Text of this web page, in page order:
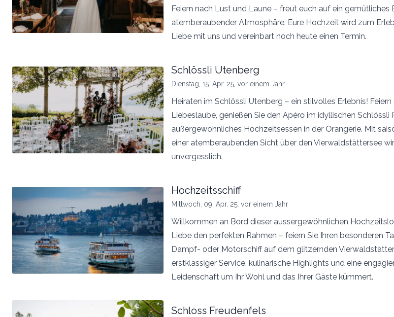
Feiern nach Lust und Laune – freut euch auf ein gemütliches
atemberaubender Atmosphäre. Eure Hochzeit wird zum
Liebe mit uns und vereinbart noch heute einen Termin.
Schlössli Utenberg
Dienstag, 15. Apr. 25, vor einem Jahr
Heiraten im Schlössli Utenberg – ein stilvolles Erlebnis!
Liebeslaube, genießen Sie den Apéro im idyllischen Schlössli
außergewöhnliches Hochzeitsessen in der Orangerie. Mit
einer atemberaubenden Sicht über den Vierwaldstättersee
unvergesslich.
Hochzeitsschiff
Mittwoch, 09. Apr. 25, vor einem Jahr
Willkommen an Bord dieser aussergewöhnlichen
Liebe den perfekten Rahmen – feiern Sie Ihren besonderen
Dampf- oder Motorschiff auf dem glitzernden
erstklassiger Service, kulinarische Highlights und eine
Leidenschaft um Ihr Wohl und das Ihrer Gäste kümmert.
Schloss Freudenfels